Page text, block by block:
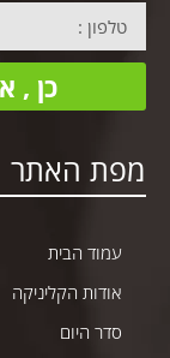
כן ,
האתר
עמוד הבית
אודות הקליניקה
סדר היום